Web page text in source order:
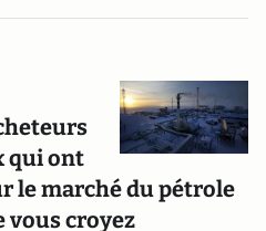
qui ont
le marché du pétrole
vous croyez